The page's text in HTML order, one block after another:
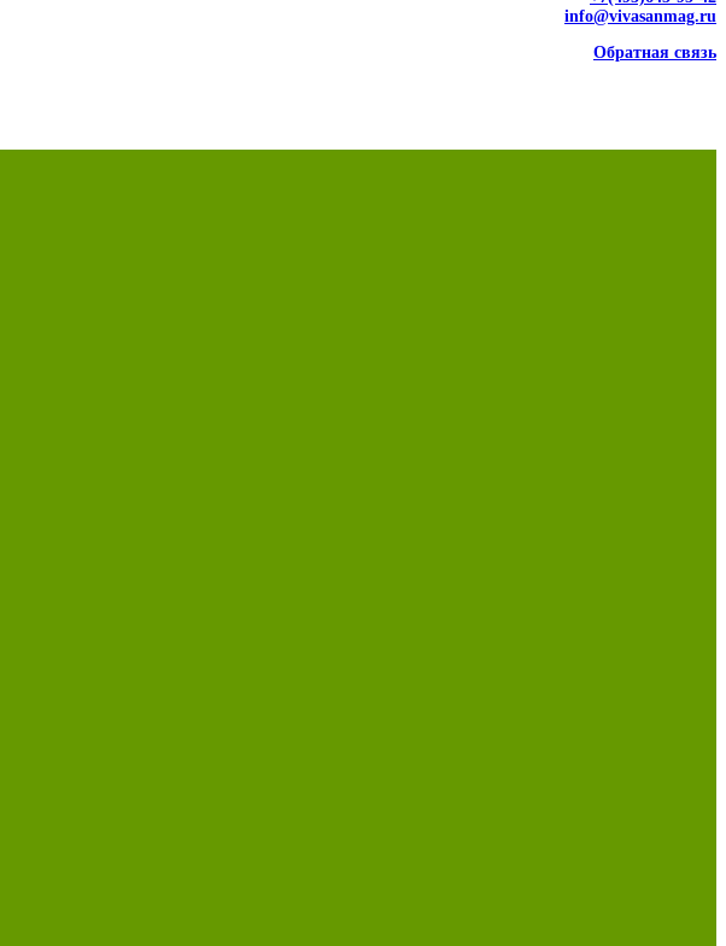
info@vivasanmag.ru
Обратная связь